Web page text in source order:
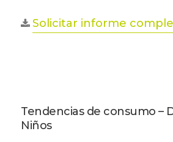
Solicitar informe
Tendencias de consumo –
Niños